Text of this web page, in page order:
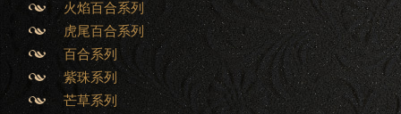
火焰百合系列
虎尾百合系列
百合系列
紫珠系列
芒草系列